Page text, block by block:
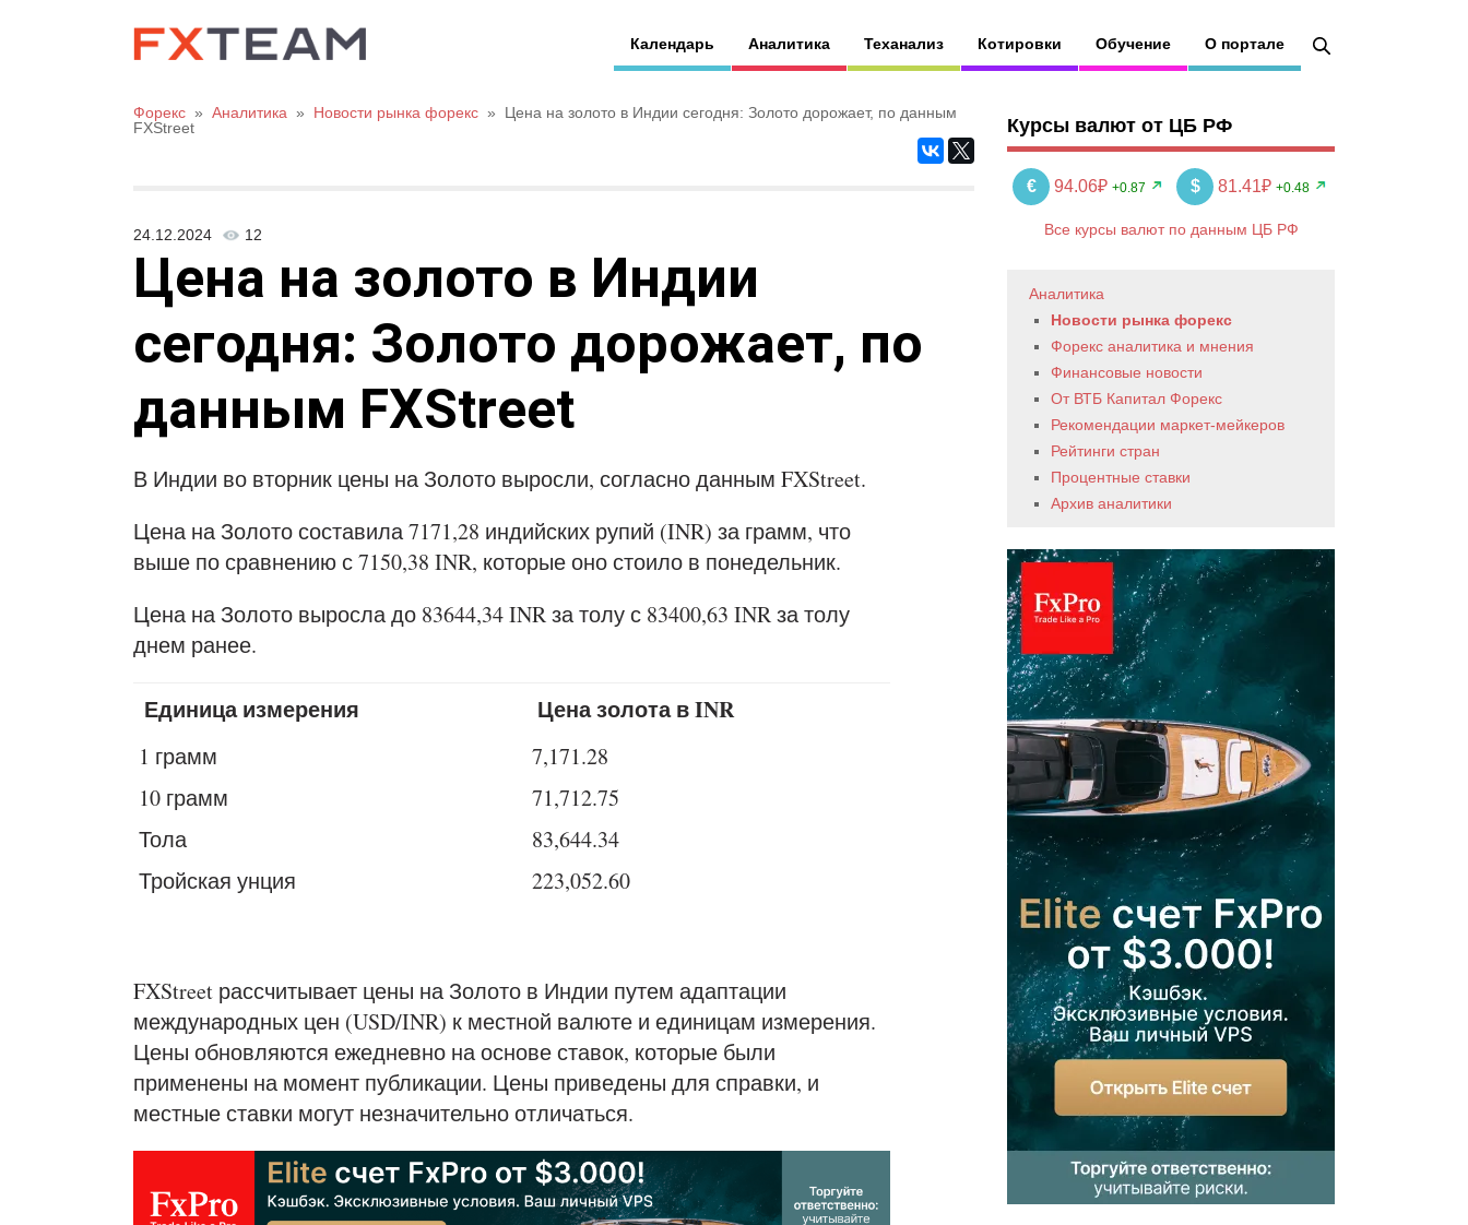
Календарь Аналитика Теханализ Котировки Обучение О портале
Форекс » Аналитика » Новости рынка форекс »
Цена на золото в Индии сегодня: Золото дорожает, по данным
FXStreet
24.12.2024 12
Цена на золото в Индии
сегодня: Золото дорожает, по
данным FXStreet
В Индии во вторник цены на Золото выросли, согласно данным FXStreet.
Цена на Золото составила 7171,28 индийских рупий (INR) за грамм, что
выше по сравнению с 7150,38 INR, которые оно стоило в понедельник.
Цена на Золото выросла до 83644,34 INR за толу с 83400,63 INR за толу
днем ранее.
Единица измерения Цена золота в INR
1 грамм
7,171.28
10 грамм
71,712.75
Тола
83,644.34
Тройская унция
223,052.60
FXStreet рассчитывает цены на Золото в Индии путем адаптации
международных цен (USD/INR) к местной валюте и единицам измерения.
Цены обновляются ежедневно на основе ставок, которые были
применены на момент публикации. Цены приведены для справки, и
местные ставки могут незначительно отличаться.
Курсы валют от ЦБ РФ
€ 94.06₽ +0.87 $ 81.41₽ +0.48
Все курсы валют по данным ЦБ РФ
Аналитика
Новости рынка форекс
Форекс аналитика и мнения
Финансовые новости
От ВТБ Капитал Форекс
Рекомендации маркет-мейкеров
Рейтинги стран
Процентные ставки
Архив аналитики